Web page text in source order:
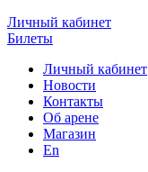
Личный кабинет
Билеты
Личный кабинет
Новости
Контакты
Об арене
Магазин
En